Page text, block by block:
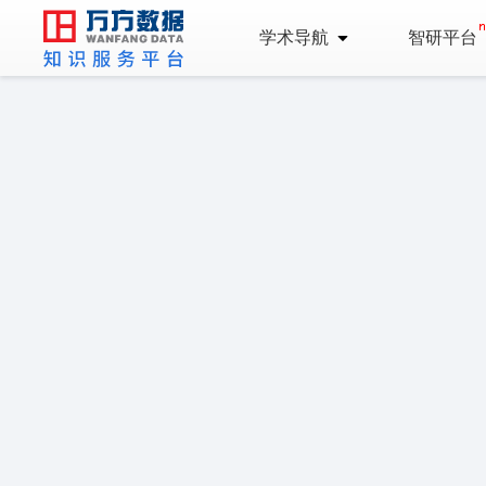
学术导航 智研平台